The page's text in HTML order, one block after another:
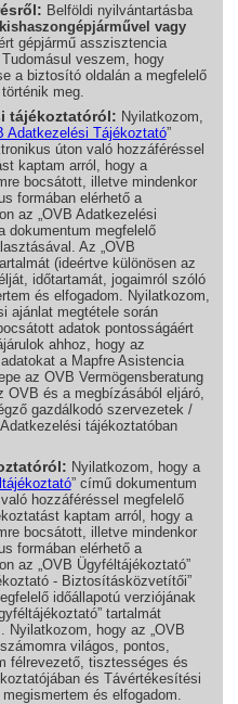
Belföldi nyilvántartásba
vagy
gépjármű asszisztencia
veszem, hogy
a biztosító oldalán a megfelelő
meg.
tájékoztatóról: Nyilatkozom,
Adatkezelési Tájékoztató”
úton való hozzáféréssel
kaptam arról, hogy a
bocsátott, illetve mindenkor
formában elérhető a
az „OVB Adatkezelési
dokumentum megfelelő
Az „OVB
(ideértve különösen az
időtartamát, jogaimról szóló
és elfogadom. Nyilatkozom,
ajánlat megtétele során
adatok pontosságáért
ahhoz, hogy az
a Mapfre Asistencia
az OVB Vermögensberatung
OVB és a megbízásából eljáró,
gazdálkodó szervezetek /
tájékoztatóban
Nyilatkozom, hogy a
” című dokumentum
hozzáféréssel megfelelő
kaptam arról, hogy a
bocsátott, illetve mindenkor
formában elérhető a
az „OVB Ügyféltájékoztató”
- Biztosításközvetítői”
időállapotú verziójának
tartalmát
Nyilatkozom, hogy az „OVB
világos, pontos,
félrevezető, tisztességes és
és Távértékesítési
és elfogadom.